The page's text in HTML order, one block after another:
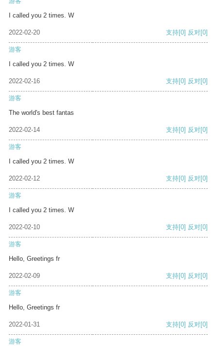
I called you 2 times. W
2022-02-20 支持[0] 反对[0]
游客
I called you 2 times. W
2022-02-16 支持[0] 反对[0]
游客
The world's best fantas
2022-02-14 支持[0] 反对[0]
游客
I called you 2 times. W
2022-02-12 支持[0] 反对[0]
游客
I called you 2 times. W
2022-02-10 支持[0] 反对[0]
游客
Hello, Greetings fr
2022-02-09 支持[0] 反对[0]
游客
Hello, Greetings fr
2022-01-31 支持[0] 反对[0]
游客